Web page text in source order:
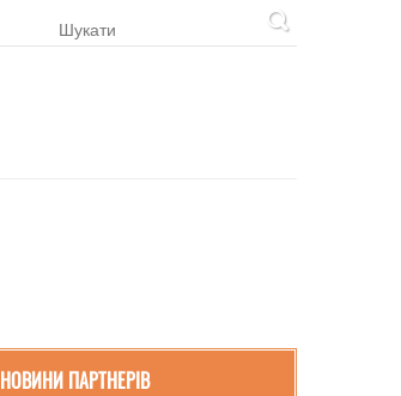
НОВИНИ ПАРТНЕРІВ